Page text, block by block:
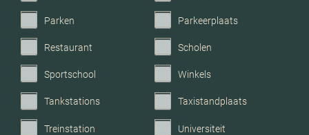
Parken Parkeerplaats
Restaurant Scholen
Sportschool Winkels
Tankstations Taxistandplaats
Treinstation Universiteit